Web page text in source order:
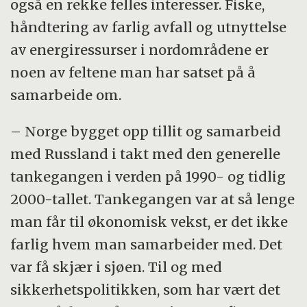
også en rekke felles interesser. Fiske,
håndtering av farlig avfall og utnyttelse
av energiressurser i nordområdene er
noen av feltene man har satset på å
samarbeide om.
– Norge bygget opp tillit og samarbeid
med Russland i takt med den generelle
tankegangen i verden på 1990- og tidlig
2000-tallet. Tankegangen var at så lenge
man får til økonomisk vekst, er det ikke
farlig hvem man samarbeider med. Det
var få skjær i sjøen. Til og med
sikkerhetspolitikken, som har vært det